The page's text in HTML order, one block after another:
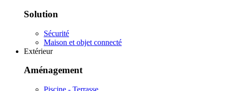
Solution
Sécurité
Maison et objet connecté
Extérieur
Aménagement